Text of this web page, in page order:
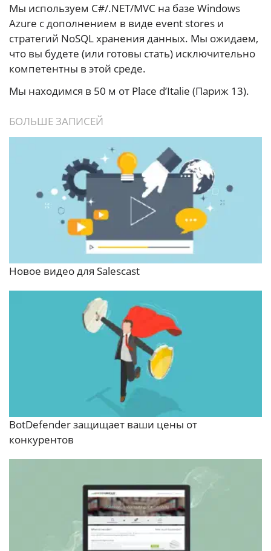
Мы используем C#/.NET/MVC на базе Windows
Azure с дополнением в виде event stores и
стратегий NoSQL хранения данных. Мы ожидаем,
что вы будете (или готовы стать) исключительно
компетентны в этой среде.
Мы находимся в 50 м от Place d’Italie (Париж 13).
БОЛЬШЕ ЗАПИСЕЙ
Новое видео для Salescast
BotDefender защищает ваши цены от
конкурентов